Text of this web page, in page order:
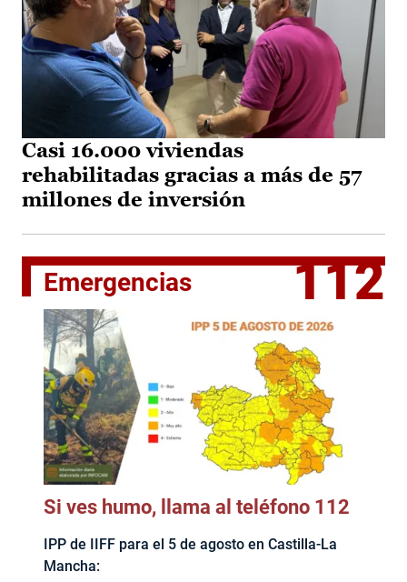
Casi 16.000 viviendas
rehabilitadas gracias a más de 57
millones de inversión
Emergencias 112
Si ves humo, llama al teléfono 112
IPP de IIFF para el 5 de agosto en Castilla-La
Mancha: